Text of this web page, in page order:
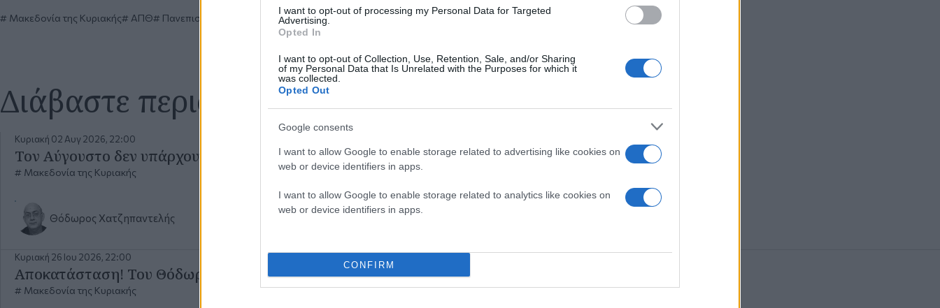
I want to opt-out of processing my Personal Data for Targeted
Advertising.
Opted In
I want to opt-out of Collection, Use, Retention, Sale, and/or Sharing
of my Personal Data that Is Unrelated with the Purposes for which it
was collected.
Opted Out
Google consents
I want to allow Google to enable storage related to advertising like cookies on
web or device identifiers in apps.
I want to allow Google to enable storage related to analytics like cookies on
web or device identifiers in apps.
CONFIRM
Μακεδονία της Κυριακής ΑΠΘ Πανεπιστήμια
Διάβαστε περισσότερα
Κυριακή 02 Αυγ 2026, 22:00
Τον Αύγουστο δεν υπάρχουν ειδήσεις! Του Θόδωρου Χατζηπαντελή
Μακεδονία της Κυριακής
Θόδωρος Χατζηπαντελής
Κυριακή 26 Ιου 2026, 22:00
Αποκατάσταση! Του Θόδωρου Χατζηπαντελή
Μακεδονία της Κυριακής